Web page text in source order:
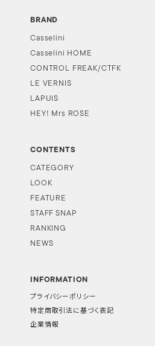
BRAND
Casselini
Casselini HOME
CONTROL FREAK/CTFK
LE VERNIS
LAPUIS
HEY! Mrs ROSE
CONTENTS
CATEGORY
LOOK
FEATURE
STAFF SNAP
RANKING
NEWS
INFORMATION
プライバシーポリシー
特定商取引法に基づく表記
企業情報